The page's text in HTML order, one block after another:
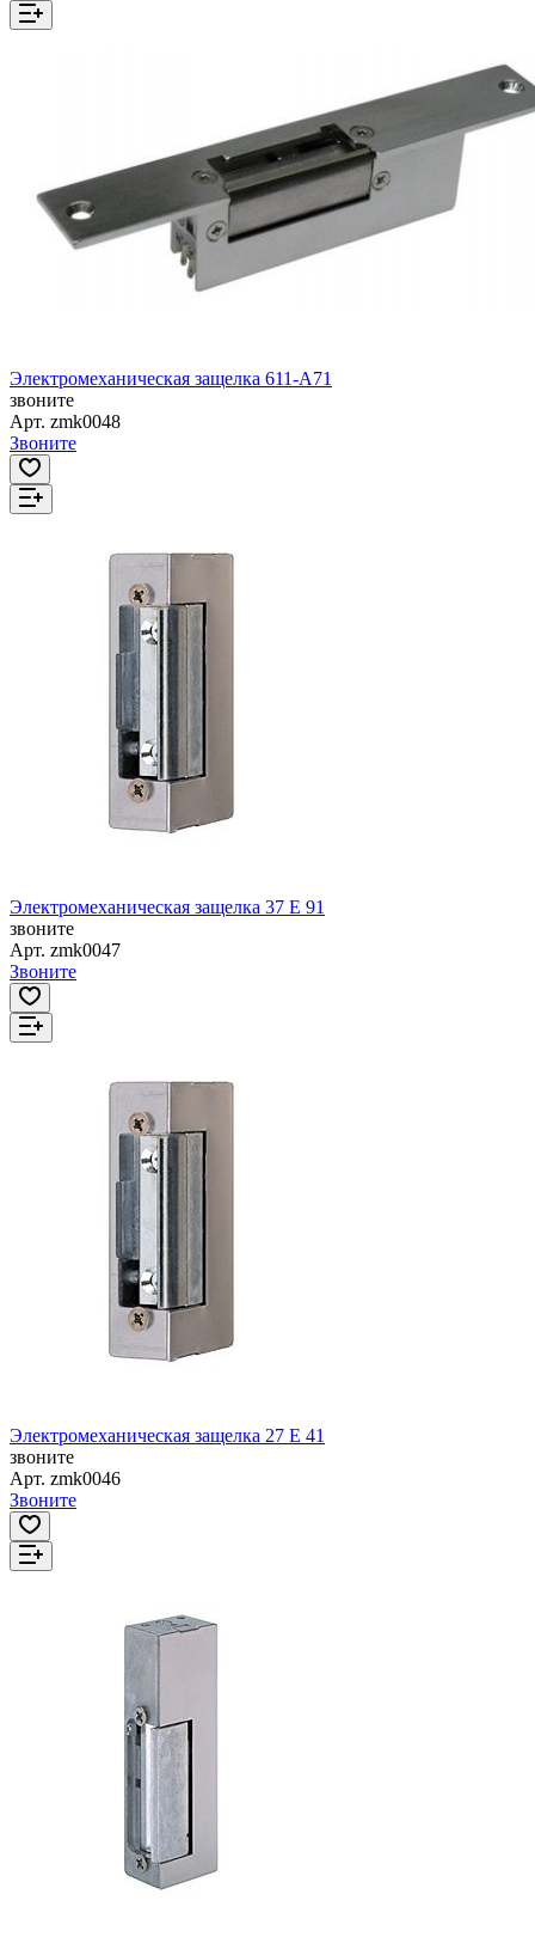
Электромеханическая защелка 611-А71
звоните
Арт. zmk0048
Звоните
Электромеханическая защелка 37 Е 91
звоните
Арт. zmk0047
Звоните
Электромеханическая защелка 27 Е 41
звоните
Арт. zmk0046
Звоните